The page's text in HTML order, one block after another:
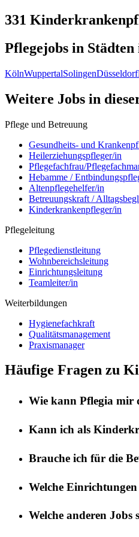
331
Pflegejobs in Städten
KölnWuppertalSolingenDüsseldorf
Weitere Jobs in
Pflege und Betreuung
Gesundheits- und
Heilerziehungspfleger/in
Pflegefachfrau/
Hebamme /
Altenpflegehelfer/in
Betreuungskraft /
Kinderkrankenpfleger/in
Pflegeleitung
Pflegedienstleitung
Wohnbereichsleitung
Einrichtungsleitung
Teamleiter/in
Weiterbildungen
Hygienefachkraft
Qualitätsmanagement
Praxismanager
Häufige Fragen zu
Wie kann Pflegia mir
Kann ich als
Brauche ich für die
Welche
Welche anderen